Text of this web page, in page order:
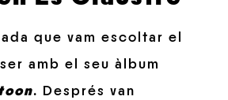
que vam escoltar el
amb el seu àlbum
. Després van